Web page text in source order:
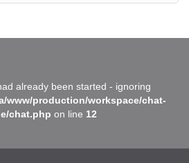
already been started - ignoring
www/production/workspace/chat-
chat.php on line 12